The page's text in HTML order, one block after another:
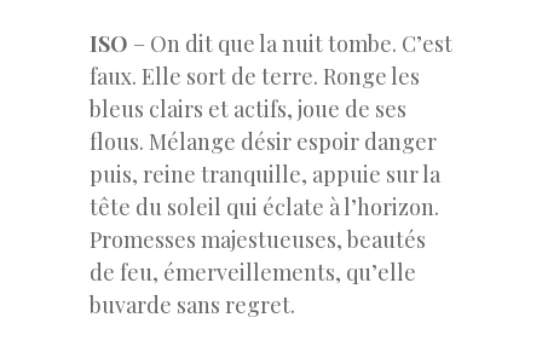
ISO – On dit que la nuit tombe. C’est
faux. Elle sort de terre. Ronge les
bleus clairs et actifs, joue de ses
flous. Mélange désir espoir danger
puis, reine tranquille, appuie sur la
tête du soleil qui éclate à l’horizon.
Promesses majestueuses, beautés
de feu, émerveillements, qu’elle
buvarde sans regret.